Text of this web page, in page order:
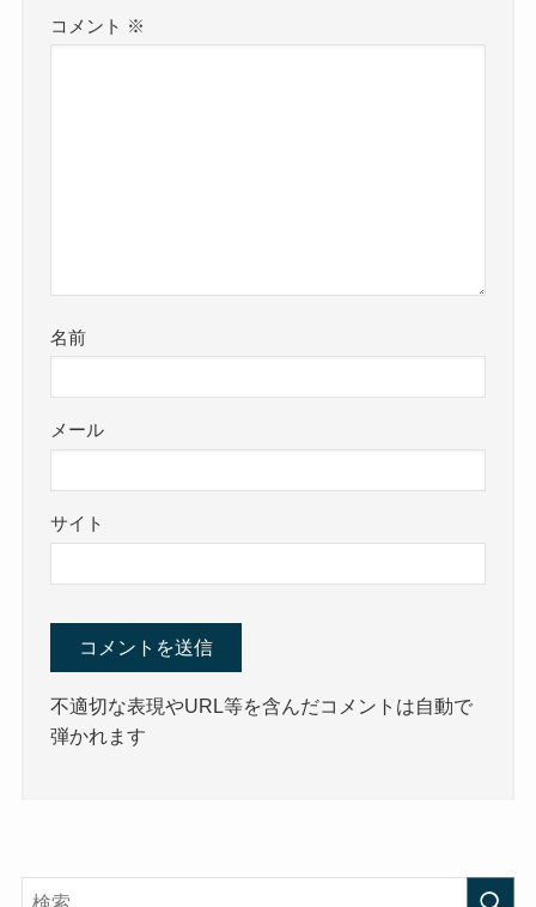
コメント ※
名前
メール
サイト
不適切な表現やURL等を含んだコメントは自動で
弾かれます